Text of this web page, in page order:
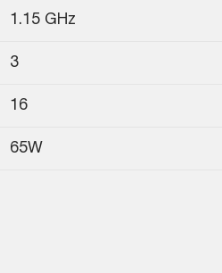
1.15 GHz
3
16
65W